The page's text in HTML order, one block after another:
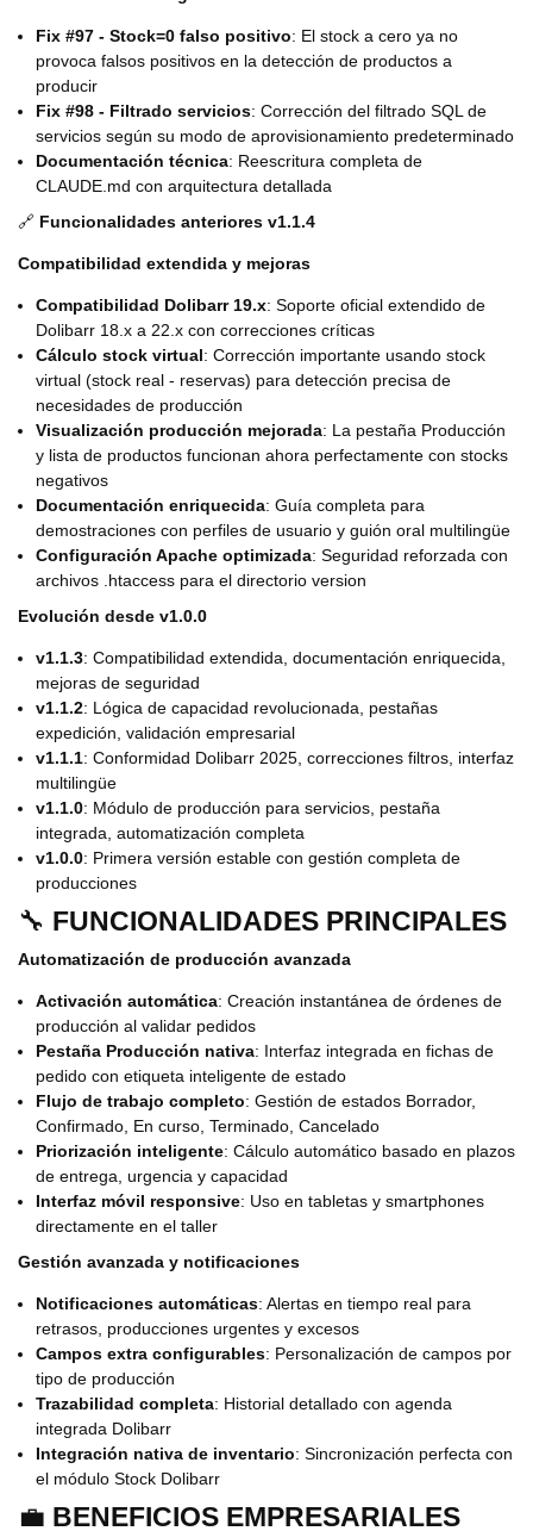
Fix #97 - Stock=0 falso positivo: El stock a cero ya no
provoca falsos positivos en la detección de productos a
producir
Fix #98 - Filtrado servicios: Corrección del filtrado SQL de
servicios según su modo de aprovisionamiento predeterminado
Documentación técnica: Reescritura completa de
CLAUDE.md con arquitectura detallada
🔗 Funcionalidades anteriores v1.1.4
Compatibilidad extendida y mejoras
Compatibilidad Dolibarr 19.x: Soporte oficial extendido de
Dolibarr 18.x a 22.x con correcciones críticas
Cálculo stock virtual: Corrección importante usando stock
virtual (stock real - reservas) para detección precisa de
necesidades de producción
Visualización producción mejorada: La pestaña Producción
y lista de productos funcionan ahora perfectamente con stocks
negativos
Documentación enriquecida: Guía completa para
demostraciones con perfiles de usuario y guión oral multilingüe
Configuración Apache optimizada: Seguridad reforzada con
archivos .htaccess para el directorio version
Evolución desde v1.0.0
v1.1.3: Compatibilidad extendida, documentación enriquecida,
mejoras de seguridad
v1.1.2: Lógica de capacidad revolucionada, pestañas
expedición, validación empresarial
v1.1.1: Conformidad Dolibarr 2025, correcciones filtros, interfaz
multilingüe
v1.1.0: Módulo de producción para servicios, pestaña
integrada, automatización completa
v1.0.0: Primera versión estable con gestión completa de
producciones
🔧 FUNCIONALIDADES PRINCIPALES
Automatización de producción avanzada
Activación automática: Creación instantánea de órdenes de
producción al validar pedidos
Pestaña Producción nativa: Interfaz integrada en fichas de
pedido con etiqueta inteligente de estado
Flujo de trabajo completo: Gestión de estados Borrador,
Confirmado, En curso, Terminado, Cancelado
Priorización inteligente: Cálculo automático basado en plazos
de entrega, urgencia y capacidad
Interfaz móvil responsive: Uso en tabletas y smartphones
directamente en el taller
Gestión avanzada y notificaciones
Notificaciones automáticas: Alertas en tiempo real para
retrasos, producciones urgentes y excesos
Campos extra configurables: Personalización de campos por
tipo de producción
Trazabilidad completa: Historial detallado con agenda
integrada Dolibarr
Integración nativa de inventario: Sincronización perfecta con
el módulo Stock Dolibarr
💼 BENEFICIOS EMPRESARIALES